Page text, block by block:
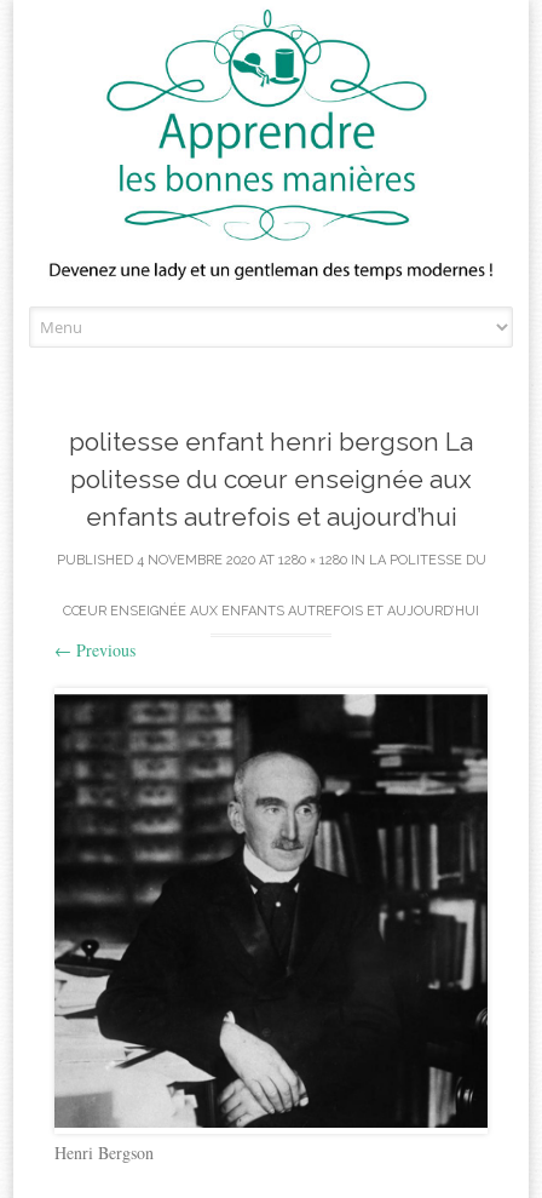
to
politesse enfant henri bergson La
politesse du cœur enseignée aux
enfants autrefois et aujourd’hui
PUBLISHED 4 NOVEMBRE 2020AT 1280 × 1280IN LA POLITESSE DU
CŒUR ENSEIGNÉE AUX ENFANTS AUTREFOIS ET AUJOURD’HUI
← Previous
Henri Bergson